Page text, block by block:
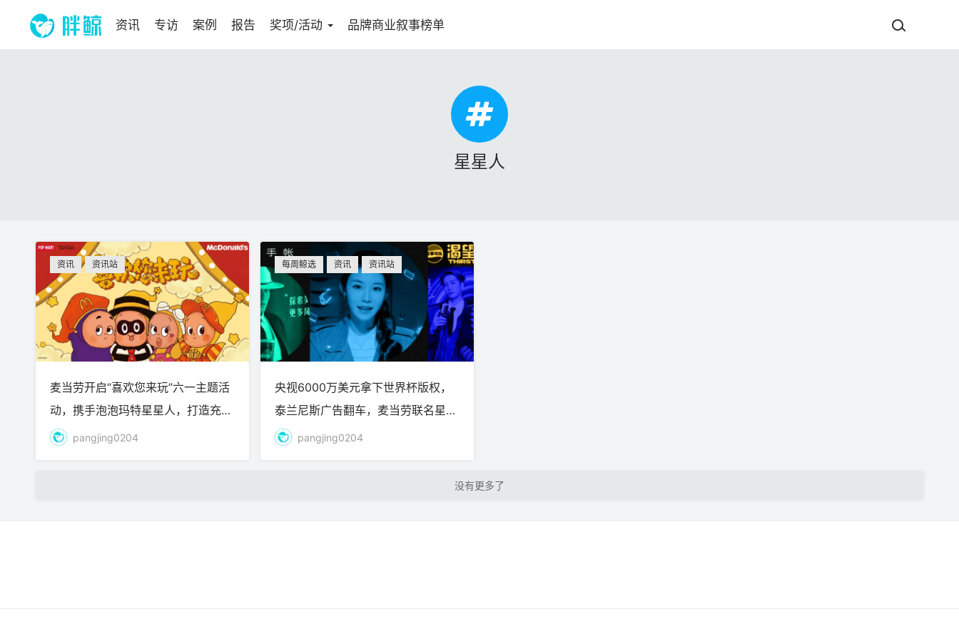
资讯 专访 案例 报告 奖项/活动 品牌商业叙事榜单
星星人
资讯 资讯站
麦当劳开启“喜欢您来玩”六一主题活
动，携手泡泡玛特星星人，打造充满
想象的童趣体验
pangjing0204
每周鲸选 资讯 资讯站
央视6000万美元拿下世界杯版权，
泰兰尼斯广告翻车，麦当劳联名星星
人，百事可乐、韶音、爷爷不泡茶等
pangjing0204
加载更多